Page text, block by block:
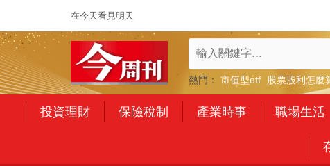
在今天看見明天
熱門： 市值型etf 股票股利怎麼
投資理財 保險稅制 產業時事 職場生活